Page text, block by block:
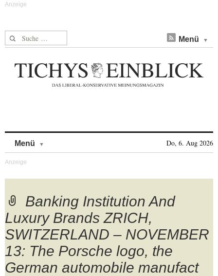
Suche nach: Menü
Menü Do, 6. Aug 2026
Banking Institution And
Luxury Brands ZRICH,
SWITZERLAND – NOVEMBER
13: The Porsche logo, the
German automobile manufact